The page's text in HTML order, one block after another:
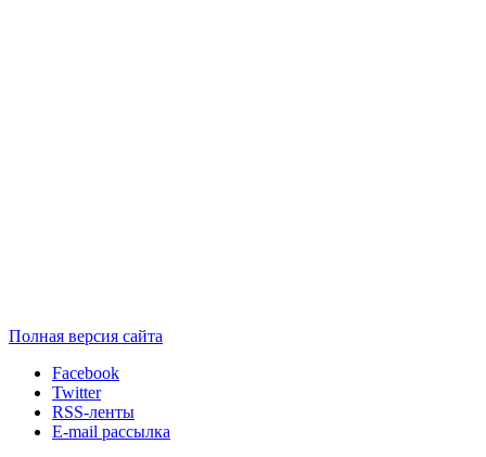
Полная версия сайта
Facebook
Twitter
RSS-ленты
E-mail рассылка